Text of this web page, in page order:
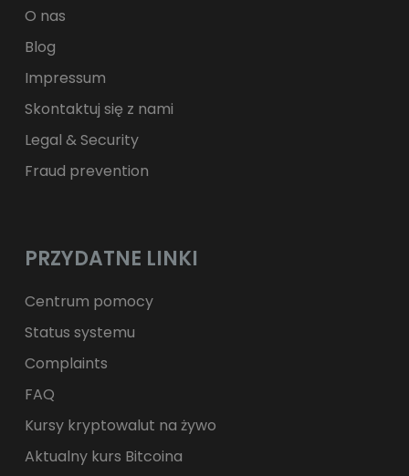
zł PLN
O nas
Blog
Impressum
Skontaktuj się z nami
Legal & Security
Fraud prevention
PRZYDATNE LINKI
Centrum pomocy
Status systemu
Complaints
FAQ
Kursy kryptowalut na żywo
Aktualny kurs Bitcoina